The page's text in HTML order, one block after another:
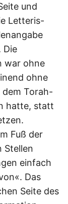
und
Letteris-
Die
war ohne
ohne
Torah-
hatte, statt
Fuß der
Stellen
einfach
Das
Seite des